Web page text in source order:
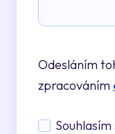
Odesláním
zpracováním